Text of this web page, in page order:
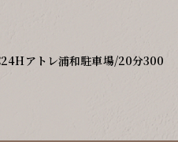
アトレ浦和駐車場/20分300